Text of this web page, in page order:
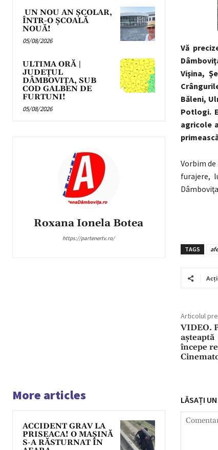
UN NOU AN ȘCOLAR,
ÎNTR-O ȘCOALĂ
NOUĂ!
05/08/2026
ULTIMA ORĂ |
JUDEȚUL
DÂMBOVIȚA, SUB
COD GALBEN DE
FURTUNI!
05/08/2026
Roxana Ionela Botea
https://partenertv.ro/
Vă
Vişina,
Băleni,
Potlogi.
agricole
Vorbim
furajere,
TAGS
Articolul
VIDEO.
aşteaptă
începe
More articles
ACCIDENT GRAV LA
PRISEACA! O MAȘINĂ
S-A RĂSTURNAT ÎN
LĂSAȚI